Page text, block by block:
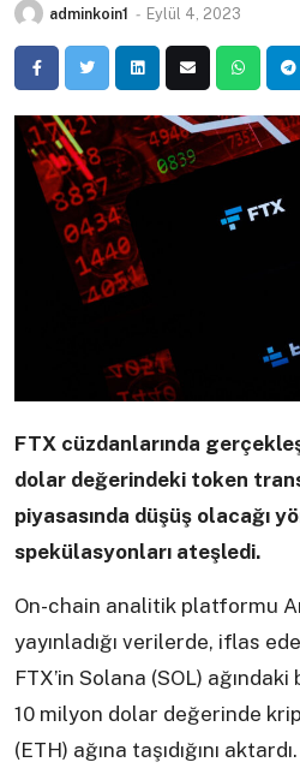
adminkoin1 - Eylül 4, 2023
FTX cüzdanlarında
dolar değerindeki token
piyasasında düşüş olacağı
spekülasyonları ateşledi.
On-chain analitik platformu
yayınladığı verilerde, iflas
FTX’in Solana (SOL)
10 milyon dolar değerinde
(ETH) ağına taşıdığını aktardı.